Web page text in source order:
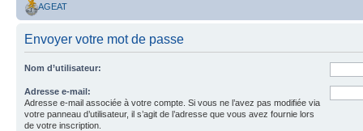
AGEAT
Envoyer votre mot de passe
Nom d’utilisateur:
Adresse e-mail:
Adresse e-mail associée à votre compte. Si vous ne l’avez pas modifiée via
votre panneau d’utilisateur, il s’agit de l’adresse que vous avez fournie lors
de votre inscription.